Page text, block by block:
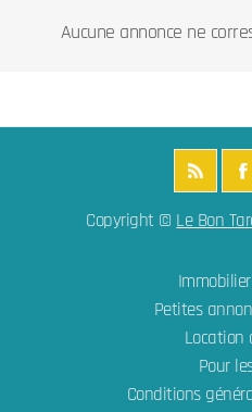
Aucune annonce ne
Copyright ©Le Bon
Petites
Location
Pour
Conditions